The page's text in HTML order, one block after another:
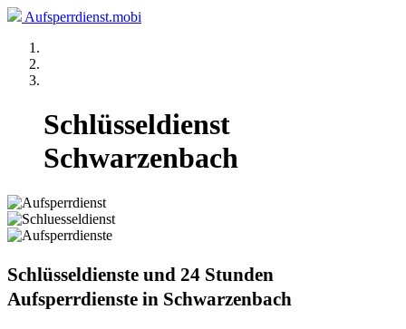
Aufsperrdienst.mobi
Schlüsseldienst
Schwarzenbach
Schlüsseldienste und 24 Stunden
Aufsperrdienste in Schwarzenbach